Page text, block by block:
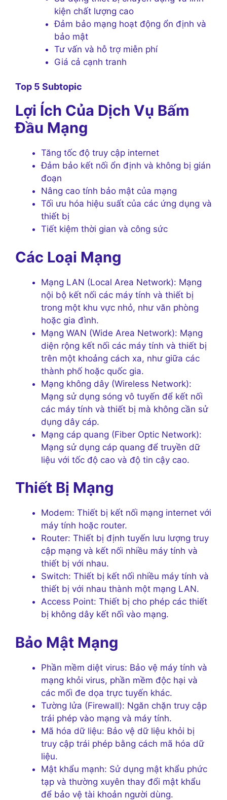
kiện chất lượng cao
Đảm bảo mạng hoạt động ổn định và
bảo mật
Tư vấn và hỗ trợ miễn phí
Giá cả cạnh tranh
Top 5 Subtopic
Lợi Ích Của Dịch Vụ Bấm
Đầu Mạng
Tăng tốc độ truy cập internet
Đảm bảo kết nối ổn định và không bị gián
đoạn
Nâng cao tính bảo mật của mạng
Tối ưu hóa hiệu suất của các ứng dụng và
thiết bị
Tiết kiệm thời gian và công sức
Các Loại Mạng
Mạng LAN (Local Area Network): Mạng
nội bộ kết nối các máy tính và thiết bị
trong một khu vực nhỏ, như văn phòng
hoặc gia đình.
Mạng WAN (Wide Area Network): Mạng
diện rộng kết nối các máy tính và thiết bị
trên một khoảng cách xa, như giữa các
thành phố hoặc quốc gia.
Mạng không dây (Wireless Network):
Mạng sử dụng sóng vô tuyến để kết nối
các máy tính và thiết bị mà không cần sử
dụng dây cáp.
Mạng cáp quang (Fiber Optic Network):
Mạng sử dụng cáp quang để truyền dữ
liệu với tốc độ cao và độ tin cậy cao.
Thiết Bị Mạng
Modem: Thiết bị kết nối mạng internet với
máy tính hoặc router.
Router: Thiết bị định tuyến lưu lượng truy
cập mạng và kết nối nhiều máy tính và
thiết bị với nhau.
Switch: Thiết bị kết nối nhiều máy tính và
thiết bị với nhau thành một mạng LAN.
Access Point: Thiết bị cho phép các thiết
bị không dây kết nối vào mạng.
Bảo Mật Mạng
Phần mềm diệt virus: Bảo vệ máy tính và
mạng khỏi virus, phần mềm độc hại và
các mối đe dọa trực tuyến khác.
Tường lửa (Firewall): Ngăn chặn truy cập
trái phép vào mạng và máy tính.
Mã hóa dữ liệu: Bảo vệ dữ liệu khỏi bị
truy cập trái phép bằng cách mã hóa dữ
liệu.
Mật khẩu mạnh: Sử dụng mật khẩu phức
tạp và thường xuyên thay đổi mật khẩu
để bảo vệ tài khoản người dùng.